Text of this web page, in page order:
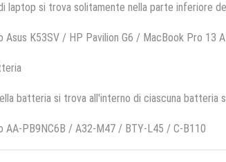
di laptop si trova solitamente nella parte inferiore
Asus K53SV / HP Pavilion G6 / MacBook Pro 13
batteria si trova all'interno di ciascuna
AA-PB9NC6B / A32-M47 / BTY-L45 / C-B110